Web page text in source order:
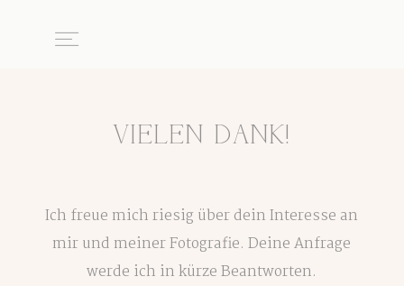
VIELEN DANK!
Ich freue mich riesig über dein Interesse an
mir und meiner Fotografie. Deine Anfrage
werde ich in kürze Beantworten.
Portfolio